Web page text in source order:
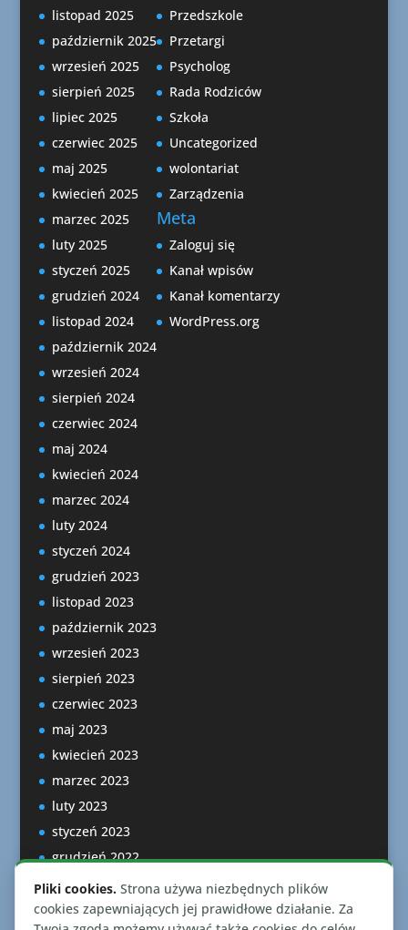
listopad 2025
październik 2025
wrzesień 2025
sierpień 2025
lipiec 2025
czerwiec 2025
maj 2025
kwiecień 2025
marzec 2025
luty 2025
styczeń 2025
grudzień 2024
listopad 2024
październik 2024
wrzesień 2024
sierpień 2024
czerwiec 2024
maj 2024
kwiecień 2024
marzec 2024
luty 2024
styczeń 2024
grudzień 2023
listopad 2023
październik 2023
wrzesień 2023
sierpień 2023
czerwiec 2023
maj 2023
kwiecień 2023
marzec 2023
luty 2023
styczeń 2023
grudzień 2022
listopad 2022
październik 2022
Przedszkole
Przetargi
Psycholog
Rada Rodziców
Szkoła
Uncategorized
wolontariat
Zarządzenia
Meta
Zaloguj się
Kanał wpisów
Kanał komentarzy
WordPress.org
Pliki cookies. Strona używa niezbędnych plików
cookies zapewniających jej prawidłowe działanie. Za